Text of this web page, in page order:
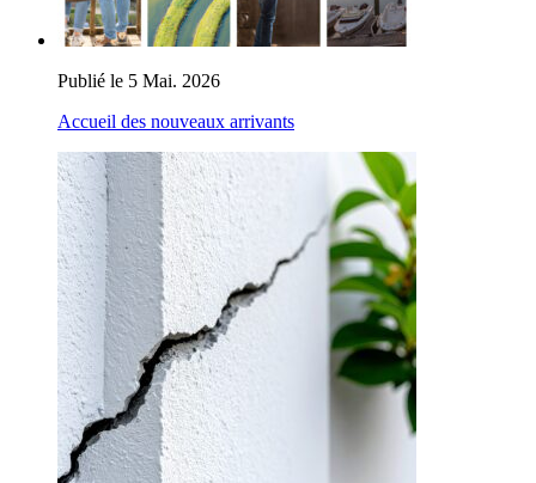
Publié le 5 Mai. 2026
Accueil des nouveaux arrivants